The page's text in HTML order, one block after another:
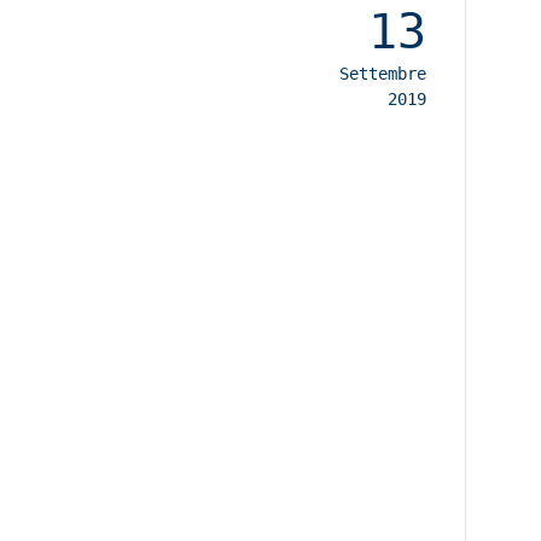
13
Settembre
2019